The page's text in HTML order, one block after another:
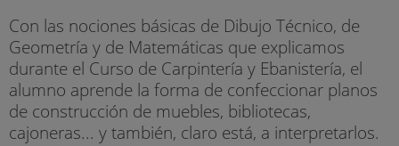
Con las nociones básicas de Dibujo Técnico, de
Geometría y de Matemáticas que explicamos
durante el Curso de Carpintería y Ebanistería, el
alumno aprende la forma de confeccionar planos
de construcción de muebles, bibliotecas,
cajoneras... y también, claro está, a interpretarlos.